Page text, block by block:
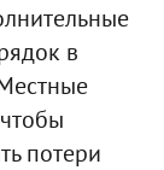
в
потери